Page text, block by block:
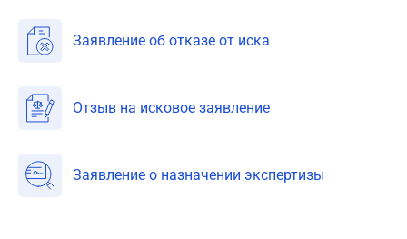
Заявление об отказе от иска
Отзыв на исковое заявление
Заявление о назначении экспертизы